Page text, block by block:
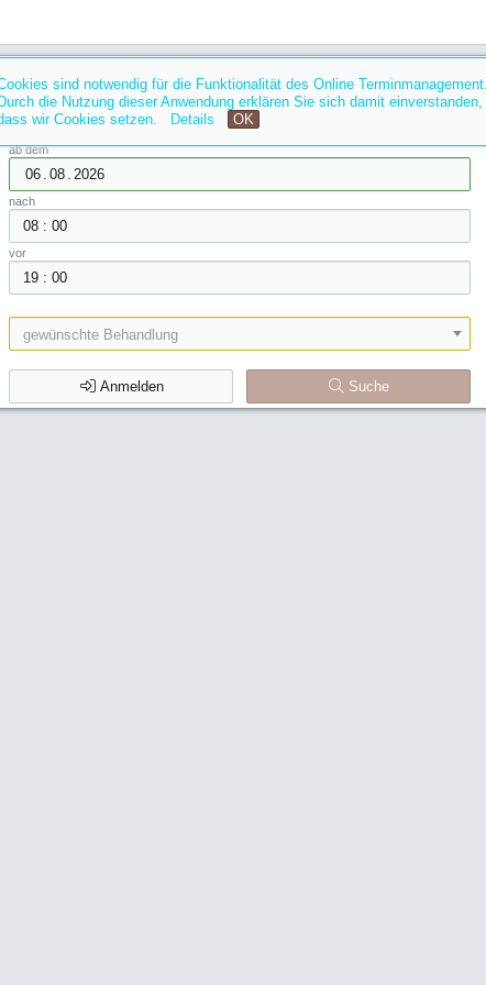
sind notwendig für die Funktionalität des Online
die Nutzung dieser Anwendung erklären Sie sich damit einverstanden,
wir Cookies setzen.
Details OK
Terminsuche
1 2
ab dem
:
nach
:
vor
gewünschte Behandlung
Anmelden Suche